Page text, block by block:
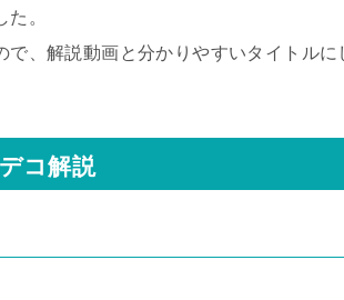
。
、解説動画と分かりやすいタイトルに
コ解説